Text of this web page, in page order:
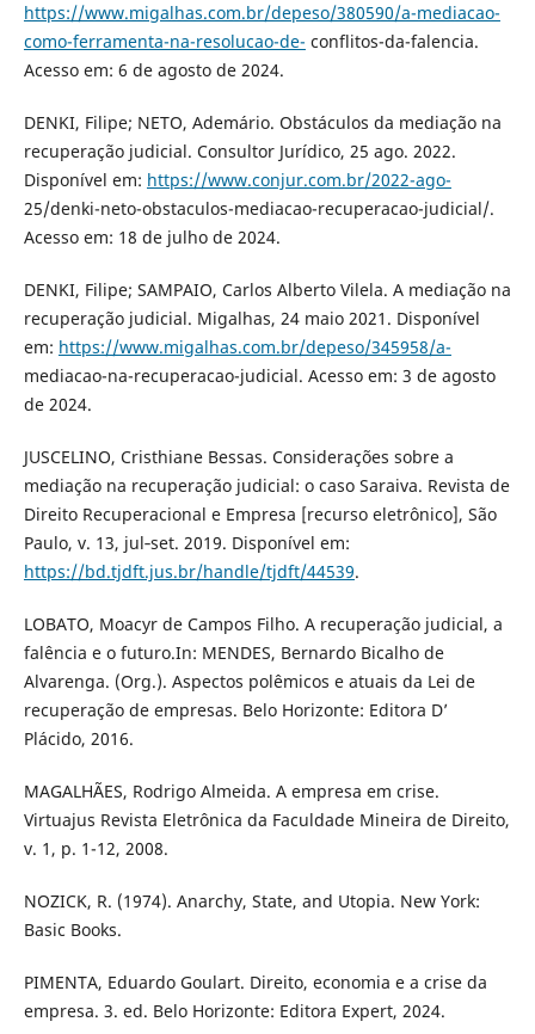
https://www.migalhas.com.br/depeso/380590/a-mediacao-
como-ferramenta-na-resolucao-de- conflitos-da-falencia.
Acesso em: 6 de agosto de 2024.
DENKI, Filipe; NETO, Ademário. Obstáculos da mediação na
recuperação judicial. Consultor Jurídico, 25 ago. 2022.
Disponível em: https://www.conjur.com.br/2022-ago-
25/denki-neto-obstaculos-mediacao-recuperacao-judicial/.
Acesso em: 18 de julho de 2024.
DENKI, Filipe; SAMPAIO, Carlos Alberto Vilela. A mediação na
recuperação judicial. Migalhas, 24 maio 2021. Disponível
em: https://www.migalhas.com.br/depeso/345958/a-
mediacao-na-recuperacao-judicial. Acesso em: 3 de agosto
de 2024.
JUSCELINO, Cristhiane Bessas. Considerações sobre a
mediação na recuperação judicial: o caso Saraiva. Revista de
Direito Recuperacional e Empresa [recurso eletrônico], São
Paulo, v. 13, jul‑set. 2019. Disponível em:
https://bd.tjdft.jus.br/handle/tjdft/44539.
LOBATO, Moacyr de Campos Filho. A recuperação judicial, a
falência e o futuro.In: MENDES, Bernardo Bicalho de
Alvarenga. (Org.). Aspectos polêmicos e atuais da Lei de
recuperação de empresas. Belo Horizonte: Editora D’
Plácido, 2016.
MAGALHÃES, Rodrigo Almeida. A empresa em crise.
Virtuajus Revista Eletrônica da Faculdade Mineira de Direito,
v. 1, p. 1-12, 2008.
NOZICK, R. (1974). Anarchy, State, and Utopia. New York:
Basic Books.
PIMENTA, Eduardo Goulart. Direito, economia e a crise da
empresa. 3. ed. Belo Horizonte: Editora Expert, 2024.